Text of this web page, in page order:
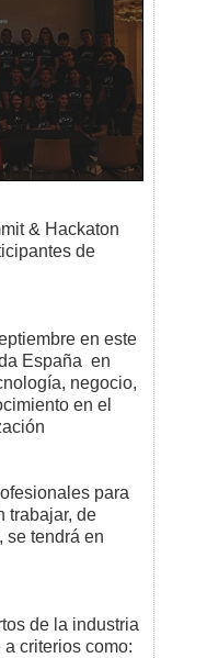
& Hackaton
de
en este
España en
negocio,
en el
para
trabajar, de
se tendrá en
de la industria
criterios como: